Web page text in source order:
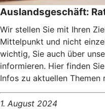
Auslandsgeschäft:
Wir stellen Sie mit Ihren
Mittelpunkt und nicht
wichtig, Sie auch über
informieren. Hier finden
Infos zu aktuellen Themen
1. August 2024